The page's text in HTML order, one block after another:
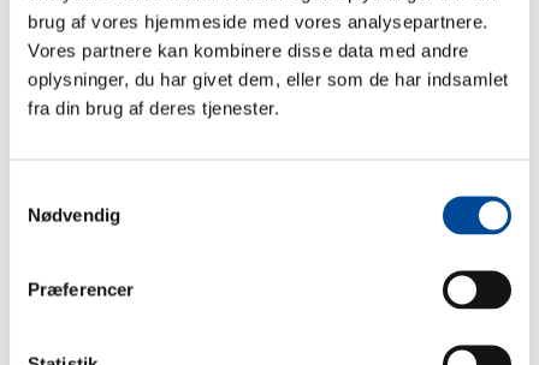
brug af vores hjemmeside med vores analysepartnere.
Vores partnere kan kombinere disse data med andre
oplysninger, du har givet dem, eller som de har indsamlet
fra din brug af deres tjenester.
Nødvendig
Præferencer
Hovedprojektet